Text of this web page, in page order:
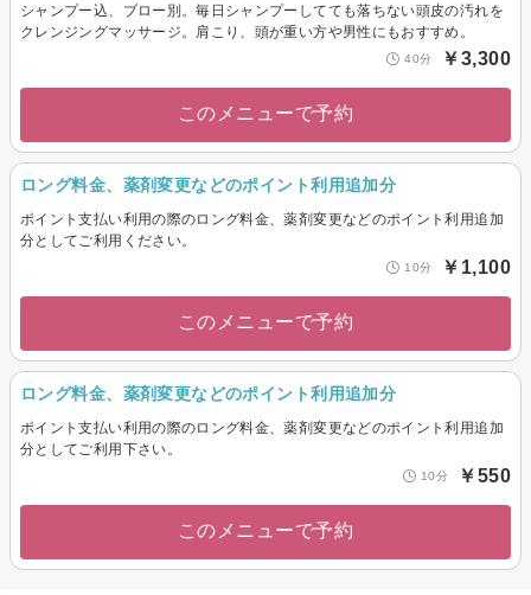
シャンプー込、ブロー別。毎日シャンプーしてても落ちない頭皮の汚れを
クレンジングマッサージ。肩こり、頭が重い方や男性にもおすすめ。
40分 ￥3,300
このメニューで予約
ロング料金、薬剤変更などのポイント利用追加分
ポイント支払い利用の際のロング料金、薬剤変更などのポイント利用追加
分としてご利用ください。
10分 ￥1,100
このメニューで予約
ロング料金、薬剤変更などのポイント利用追加分
ポイント支払い利用の際のロング料金、薬剤変更などのポイント利用追加
分としてご利用下さい。
10分 ￥550
このメニューで予約